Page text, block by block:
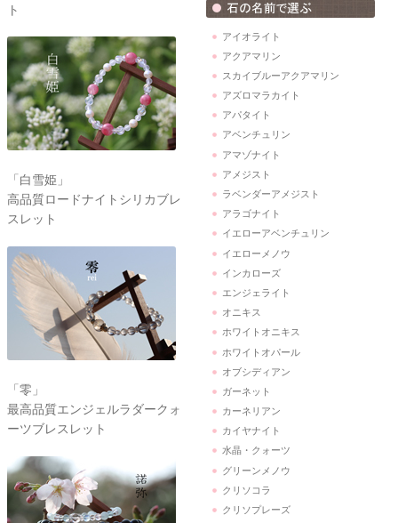
ト
「白雪姫」
高品質ロードナイトシリカブレ
スレット
「零」
最高品質エンジェルラダークォ
ーツブレスレット
アイオライト
アクアマリン
スカイブルーアクアマリン
アズロマラカイト
アパタイト
アベンチュリン
アマゾナイト
アメジスト
ラベンダーアメジスト
アラゴナイト
イエローアベンチュリン
イエローメノウ
インカローズ
エンジェライト
オニキス
ホワイトオニキス
ホワイトオパール
オブシディアン
ガーネット
カーネリアン
カイヤナイト
水晶・クォーツ
グリーンメノウ
クリソコラ
クリソプレーズ